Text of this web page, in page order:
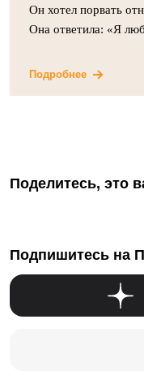
Он хотел порвать
Она ответила: «Я
Подробнее
Поделитесь, это
Подпишитесь на